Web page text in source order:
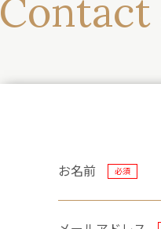
Contact
お名前 必須